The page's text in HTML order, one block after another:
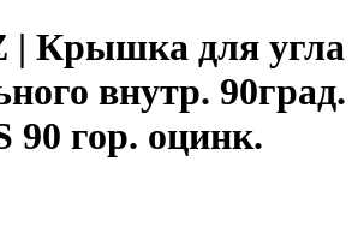
| Крышка для угла
внутр. 90град.
90 гор. оцинк.